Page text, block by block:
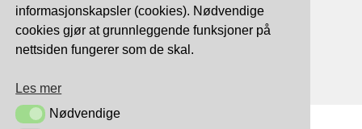
informasjonskapsler (cookies). Nødvendige
cookies gjør at grunnleggende funksjoner på
nettsiden fungerer som de skal.
Les mer
NødvendigeNødvendige
Tlf: 959 32 123
09.00 - 16.00